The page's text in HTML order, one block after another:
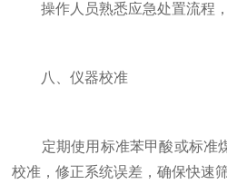
操作人员熟悉应急处置流程，
八、仪器校准
定期使用标准苯甲酸或标准
校准，修正系统误差，确保快速